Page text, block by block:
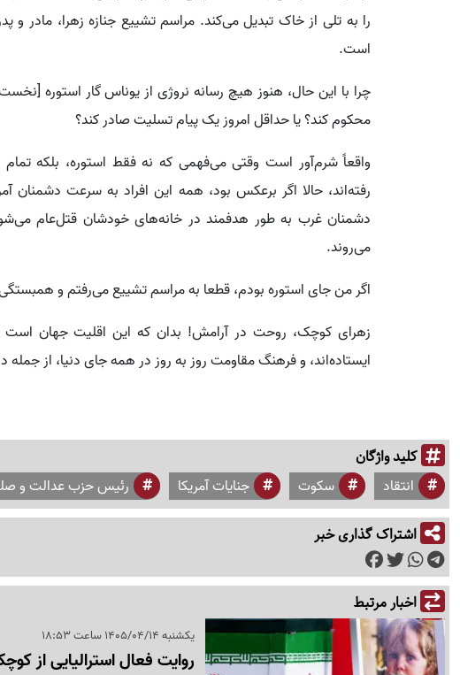
را به تلی از خاک تبدیل می‌کند. مراسم تشییع جنازه زهرا، مادر و
است.
چرا با این حال، هنوز هیچ رسانه نروژی از یوناس گار استوره
محکوم کند؟ یا حداقل امروز یک پیام تسلیت صادر کند؟
واقعاً شرم‌آور است وقتی می‌فهمی که نه فقط استوره، بلکه تمام
رفته‌اند، حالا اگر برعکس بود، همه این افراد به سرعت دشمنان
دشمنان غرب به طور هدفمند در خانه‌های خودشان قتل‌عام
می‌روند.
اگر من جای استوره بودم، قطعا به مراسم تشییع می‌رفتم و
زهرای کوچک، روحت در آرامش! بدان که این اقلیت جهان است
ایستاده‌اند، و فرهنگ مقاومت روز به روز در همه جای دنیا، از
کلید واژگان
انتقاد سکوت جنایات آمریکا رئیس حزب عدالت و
اشتراک گذاری خبر
اخبار مرتبط
یکشنبه 1405/04/14 ساعت 18:53
روایت فعال استرالیایی از